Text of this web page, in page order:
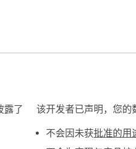
露了
该开发者已声明，您的
不会因未获批准的用